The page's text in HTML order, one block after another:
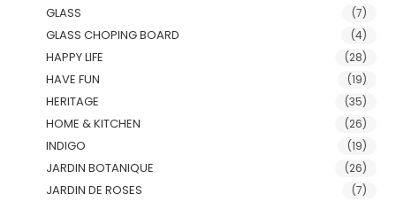
GLASS (7)
GLASS CHOPING BOARD (4)
HAPPY LIFE (28)
HAVE FUN (19)
HERITAGE (35)
HOME & KITCHEN (26)
INDIGO (19)
JARDIN BOTANIQUE (26)
JARDIN DE ROSES (7)